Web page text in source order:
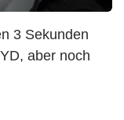
3 Sekunden
aber noch